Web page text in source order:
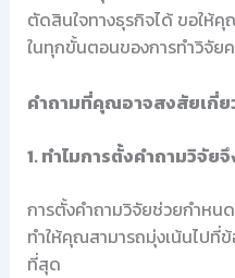
ตัดสินใจทางธุรกิจได้ ขอให้คุ
ในทุกขั้นตอนของการทำวิจัย
คำถามที่คุณอาจสงสัยเกี่
1. ทำไมการตั้งคำถามวิจัย
การตั้งคำถามวิจัยช่วยกำหน
ทำให้คุณสามารถมุ่งเน้นไปที่
ที่สุด